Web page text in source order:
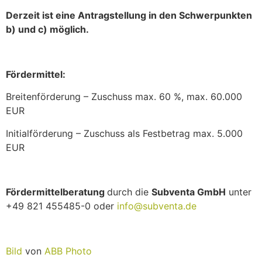
Derzeit ist eine Antragstellung in den Schwerpunkten
b) und c) möglich.
Fördermittel:
Breitenförderung – Zuschuss max. 60 %, max. 60.000
EUR
Initialförderung – Zuschuss als Festbetrag max. 5.000
EUR
Fördermittelberatung durch die Subventa GmbH unter
+49 821 455485-0 oder info@subventa.de
Bild von ABB Photo